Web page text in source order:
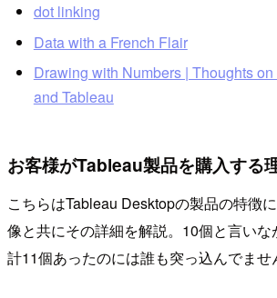
dot linking
Data with a French Flair
Drawing with Numbers | Thoughts
and Tableau
お客様がTableau製品を購入する
こちらはTableau Desktopの製品の特徴
像と共にその詳細を解説。10個と言い
計11個あったのには誰も突っ込んでま